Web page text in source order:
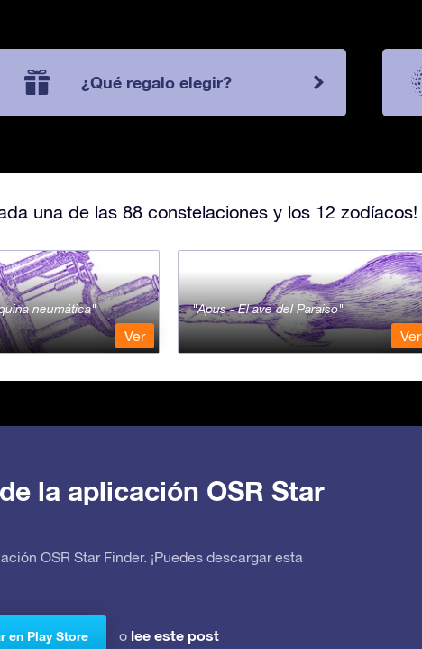
¿Qué regalo elegir?
una de las 88 constelaciones y los 12 zodíacos!
neumática
Ver
Apus - El ave del Paraiso
Ver
la aplicación OSR Star
OSR Star Finder. ¡Puedes descargar esta
en Play Store o lee este post